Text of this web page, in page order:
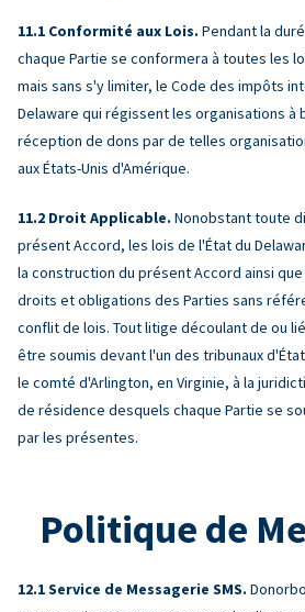
Conformité aux Lois. Pendant la
chaque Partie se conformera à toutes les
mais sans s'y limiter, le Code des impôts
Delaware qui régissent les organisations à
réception de dons par de telles
aux États-Unis d'Amérique.
Droit Applicable. Nonobstant toute
présent Accord, les lois de l'État du
la construction du présent Accord ainsi
droits et obligations des Parties sans
conflit de lois. Tout litige découlant de ou
être soumis devant l'un des tribunaux
le comté d'Arlington, en Virginie, à la
de résidence desquels chaque Partie se
par les présentes.
Politique de
Service de Messagerie SMS.